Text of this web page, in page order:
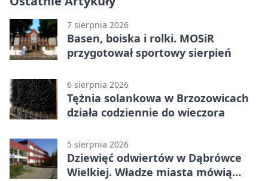
7 sierpnia 2026
Basen, boiska i rolki. MOSiR
przygotował sportowy sierpień
6 sierpnia 2026
Tężnia solankowa w Brzozowicach
działa codziennie do wieczora
5 sierpnia 2026
Dziewięć odwiertów w Dąbrówce
Wielkiej. Władze miasta mówią